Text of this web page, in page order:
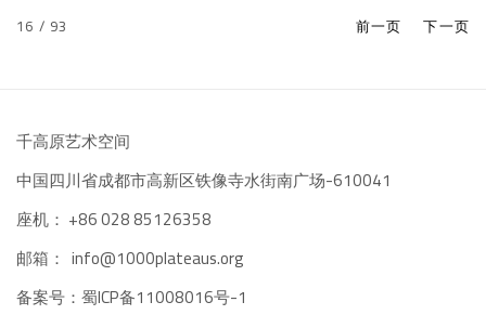
前一页 下一页
16 / 93
千高原艺术空间
中国四川省成都市高新区铁像寺水街南广场-610041
座机： +86 028 85126358
邮箱： info@1000plateaus.org
备案号： 蜀ICP备11008016号-1